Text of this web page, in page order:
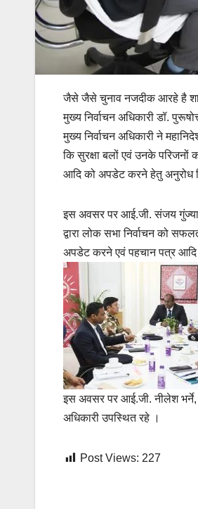
जैसे जैसे चुनाव नजदीक आरहे है
मुख्य निर्वाचन अधिकारी डॉ.
मुख्य निर्वाचन अधिकारी ने
कि सुरक्षा बलों एवं उनके परिजनों
आदि को अपडेट करने हेतु अनुरोध
इस अवसर पर आई.जी. संजय
द्वारा लोक सभा निर्वाचन को
अपडेट करने एवं पहचान पत्र आदि
इस अवसर पर आई.जी. नीलेश भर्ने,
अधिकारी उपस्थित रहे ।
Post Views: 227